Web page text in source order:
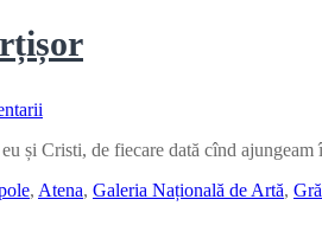
–
de
și Cristi, de fiecare dată cînd
, Atena, Galeria Națională de Artă,